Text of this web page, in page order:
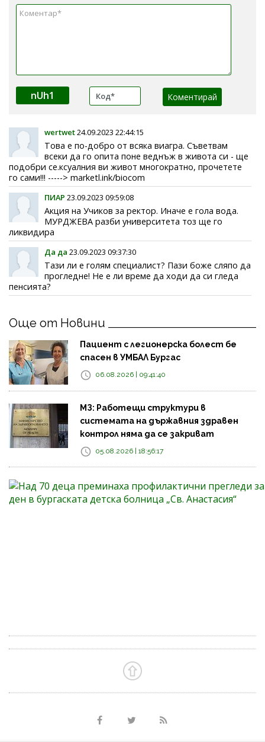
nUh1
wertwet24.09.2023 22:44:15
Това е по-добро от всяка виагра. Съветвам
всеки да го опита поне веднъж в живота си - ще
подобри се.ксуалния ви живот многократно, прочетете
го сами!!! -----> marketl.ink/biocom
ПИАР 23.09.2023 09:59:08
Акция на Учиков за ректор. Иначе е гола вода.
МУРДЖЕВА разби университета тоз ще го
ликвидира
Да да 23.09.2023 09:37:30
Тази ли е голям специалист? Пази боже сляпо да
прогледне! Не е ли време да ходи да си гледа
пенсията?
Още от Новини
Пациент с легионерска болест бе
спасен в УМБАЛ Бургас
06.08.2026 | 09:41:40
МЗ: Работещи структури в
системата на държавния здравен
контрол няма да се закриват
05.08.2026 | 18:56:17